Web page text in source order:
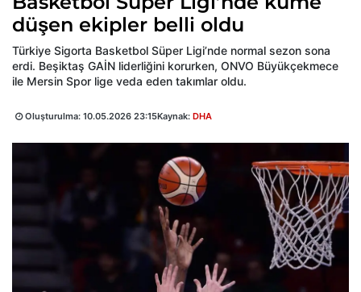
düşen ekipler belli oldu
Türkiye Sigorta Basketbol Süper Ligi’nde normal sezon sona
erdi. Beşiktaş GAİN liderliğini korurken, ONVO Büyükçekmece
ile Mersin Spor lige veda eden takımlar oldu.
Oluşturulma: 10.05.2026 23:15Kaynak: DHA